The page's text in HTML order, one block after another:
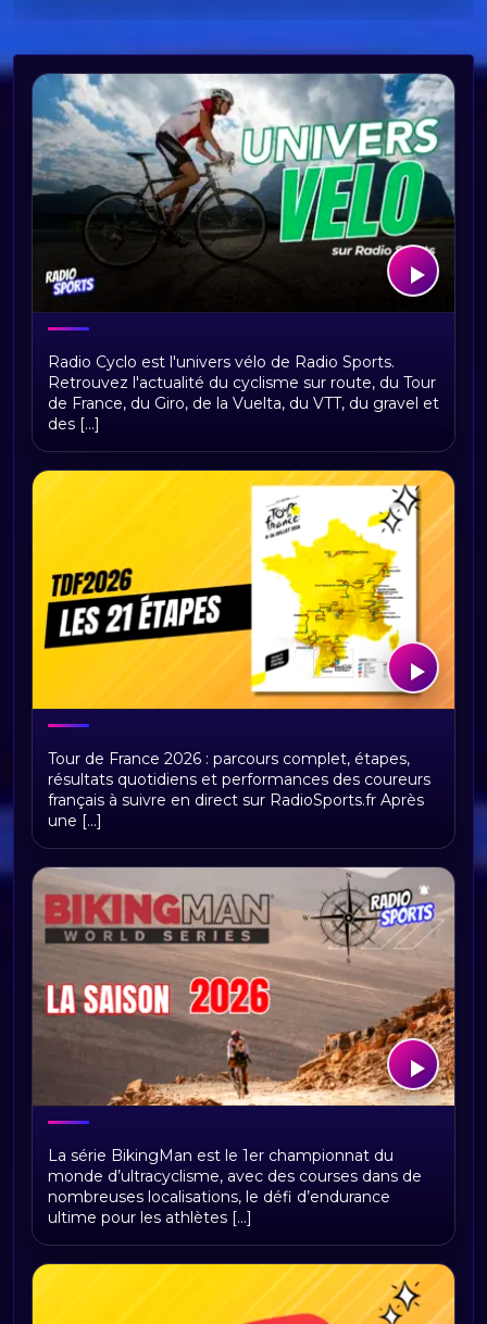
Bienvenue sur Radio Cyclo, votre
univers vélo
Radio Cyclo est l'univers vélo de Radio Sports.
Retrouvez l'actualité du cyclisme sur route, du Tour
de France, du Giro, de la Vuelta, du VTT, du gravel et
des [...]
Tour de France 2026 : présentation,
étapes et replays Radio Sports
Tour de France 2026 : parcours complet, étapes,
résultats quotidiens et performances des coureurs
français à suivre en direct sur RadioSports.fr Après
une [...]
BikingMan Direct : toute la saison 2026
du championnat du monde
d'ultracyclisme sur Radio Sports
La série BikingMan est le 1er championnat du
monde d’ultracyclisme, avec des courses dans de
nombreuses localisations, le défi d’endurance
ultime pour les athlètes [...]